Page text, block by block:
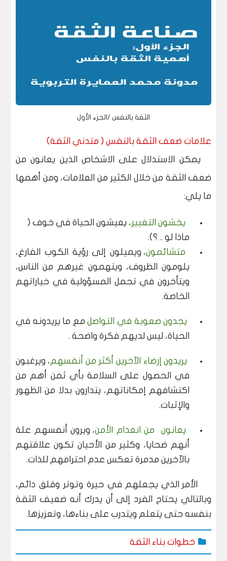
الثقة بالنفس /الجزء الأول
علامات ضعف الثقة بالنفس ( متدني الثقة)
يمكن الاستدلال على الاشخاص الذين يعانون من
ضعف الثقة من خلال الكثير من العلامات، ومن أهمها
ما يلي:
يخشون التغيير، يعيشون الحياة في خوف (
ماذا لو .. ؟).
متشائمون، ويميلون إلى رؤية الكوب الفارغ،
يلومون الظروف، ويتهمون غيرهم من الناس،
ويتأخرون في تحمل المسؤولية في خياراتهم
الخاصة.
يجدون صعوبة في التواصلمع ما يريدونه في
الحياة، ليس لديهم فكرة واضحة .
يريدون إرضاء الآخرين أكثر من أنفسهم، ويرغبون
في الحصول على السلامة بأي ثمن أهم من
اكتشافهم إمكاناتهم، يتدارون بدلا من الظهور
والإثبات.
يعانون من انعدام الأمن، ويرون أنفسهم علة
أنهم ضحايا، وكثير من الأحيان تكون علاقتهم
بالآخرين مدمرة تعكس عدم احترامهم للذات.
الأمر الذي يجعلهم في حيرة وتوتر وقلق دائم،
وبالتالي يحتاج الفرد إلى أن يدرك أنه ضعيف الثقة
بنفسه حتى يتعلم ويتدرب على بناءها، وتعزيزها.
خطوات بناء الثقة